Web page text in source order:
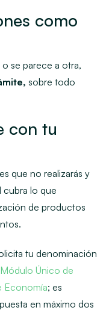
como
se parece a otra,
sobre todo
con tu
que no realizarás y
cubra lo que
de productos
tu denominación
Único de
Economía; es
en máximo dos